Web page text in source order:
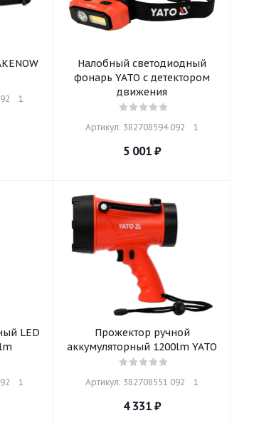
1
Налобный светодиодный
фонарь YATO с детектором
движения
Артикул: 382708594 092    1
5 001 ₽
LED
1
Прожектор ручной
аккумуляторный 1200lm YATO
Артикул: 382708551 092    1
4 331 ₽